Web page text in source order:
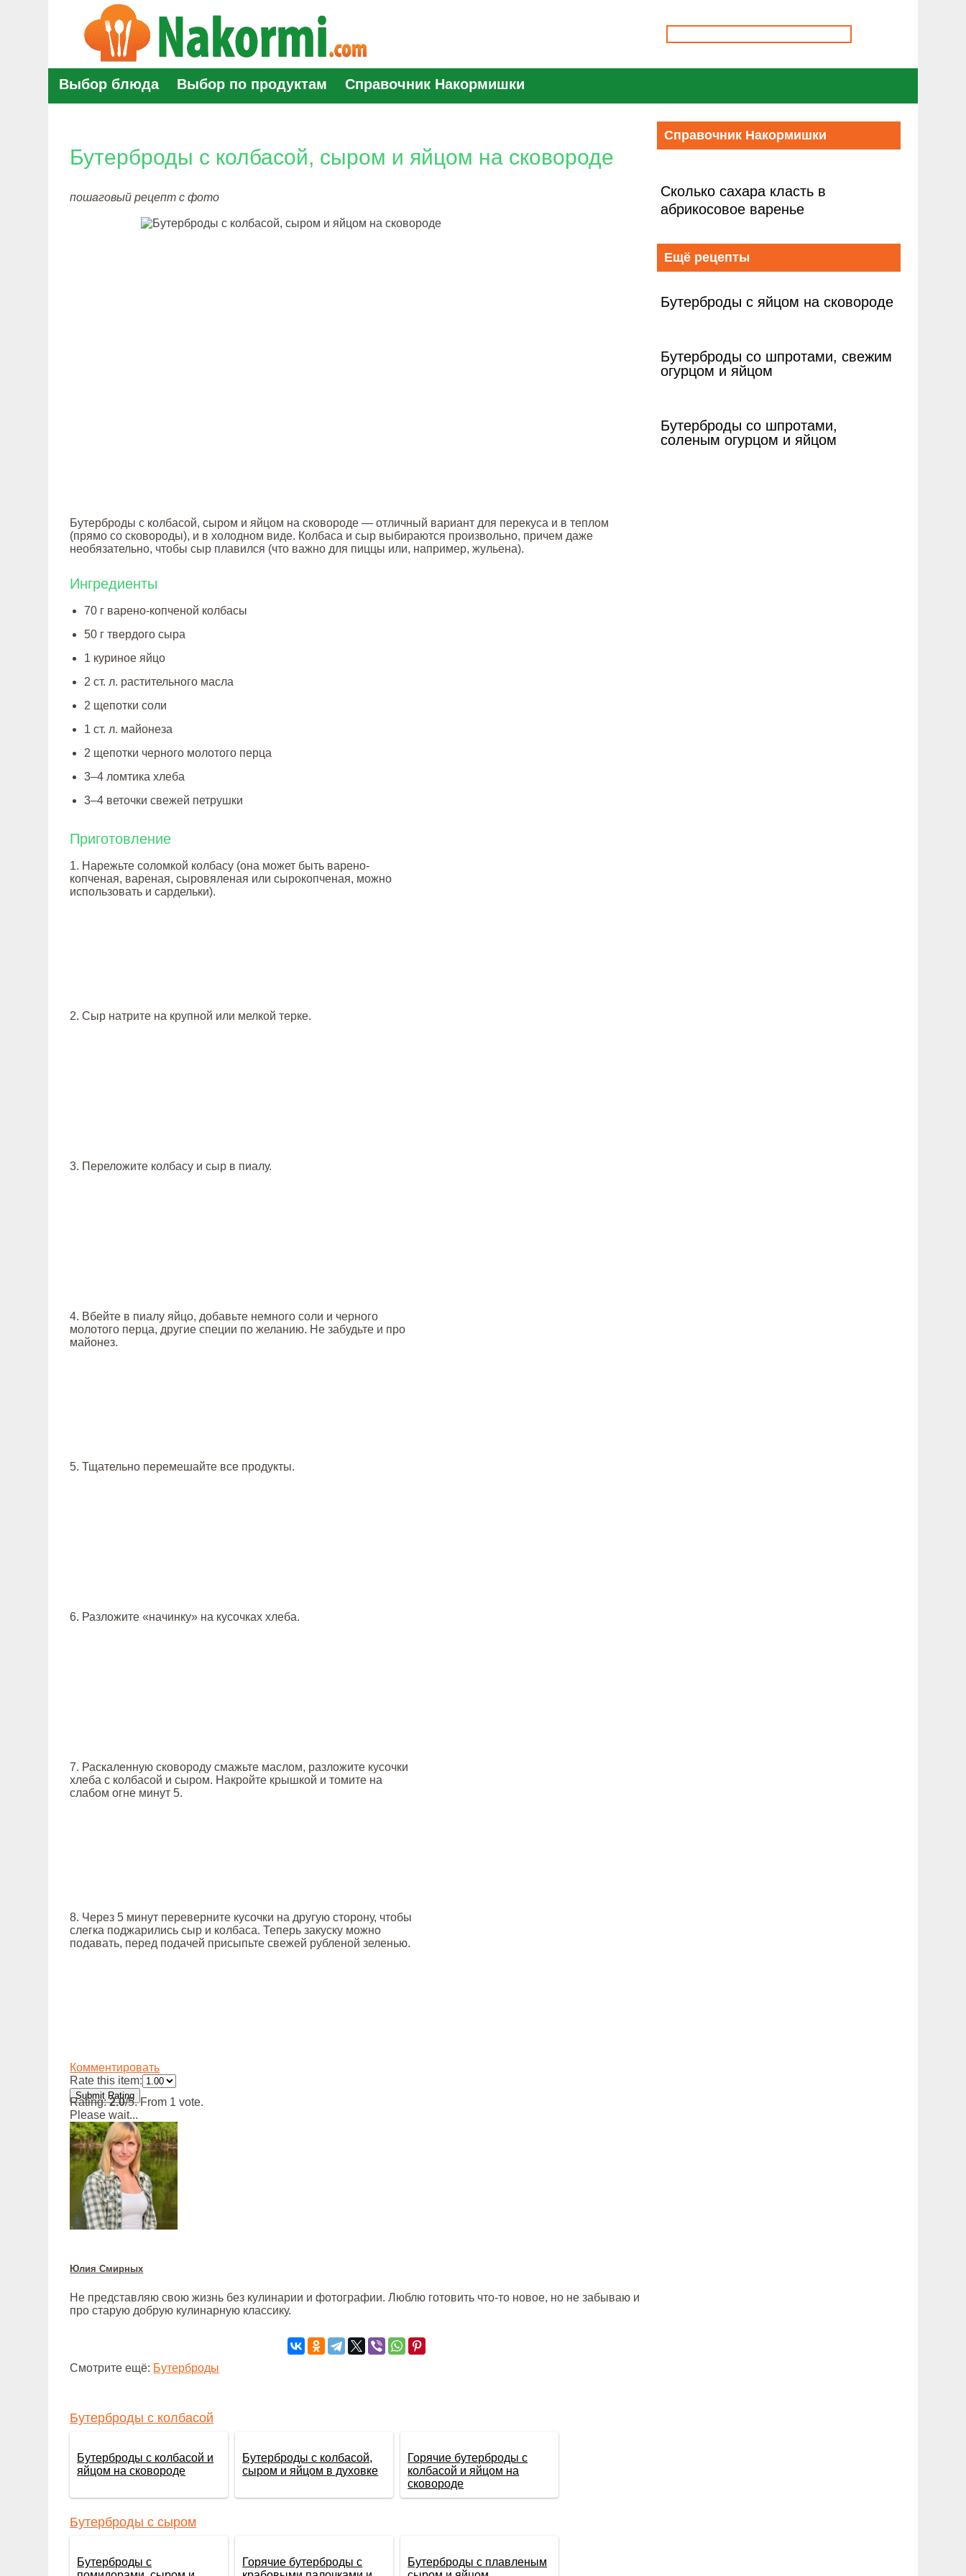
Выбор блюда Выбор по продуктам Справочник Накормишки
Бутерброды с колбасой, сыром и яйцом на сковороде
пошаговый рецепт с фото
Бутерброды с колбасой, сыром и яйцом на сковороде — отличный вариант для перекуса и в теплом
(прямо со сковороды), и в холодном виде. Колбаса и сыр выбираются произвольно, причем даже
необязательно, чтобы сыр плавился (что важно для пиццы или, например, жульена).
Ингредиенты
70 г варено-копченой колбасы
50 г твердого сыра
1 куриное яйцо
2 ст. л. растительного масла
2 щепотки соли
1 ст. л. майонеза
2 щепотки черного молотого перца
3–4 ломтика хлеба
3–4 веточки свежей петрушки
Приготовление
1. Нарежьте соломкой колбасу (она может быть варено-
копченая, вареная, сыровяленая или сырокопченая, можно
использовать и сардельки).
2. Cыр натрите на крупной или мелкой терке.
3. Переложите колбасу и сыр в пиалу.
4. Вбейте в пиалу яйцо, добавьте немного соли и черного
молотого перца, другие специи по желанию. Не забудьте и про
майонез.
5. Тщательно перемешайте все продукты.
6. Разложите «начинку» на кусочках хлеба.
7. Раскаленную сковороду смажьте маслом, разложите кусочки
хлеба с колбасой и сыром. Накройте крышкой и томите на
слабом огне минут 5.
8. Через 5 минут переверните кусочки на другую сторону, чтобы
слегка поджарились сыр и колбаса. Теперь закуску можно
подавать, перед подачей присыпьте свежей рубленой зеленью.
Комментировать
Rate this item:
Submit Rating
Rating:2.0/5. From 1 vote.
Please wait...
Юлия Смирных
Не представляю свою жизнь без кулинарии и фотографии. Люблю готовить что-то новое, но не забываю и
про старую добрую кулинарную классику.
Смотрите ещё: Бутерброды
Бутерброды с колбасой
Бутерброды с колбасой и
яйцом на сковороде
Бутерброды с колбасой,
сыром и яйцом в духовке
Горячие бутерброды с
колбасой и яйцом на
сковороде
Бутерброды с сыром
Бутерброды с
Горячие бутерброды с
Бутерброды с плавленым
Справочник Накормишки
Сколько сахара класть в
абрикосовое варенье
Ещё рецепты
Бутерброды с яйцом на сковороде
Бутерброды со шпротами, свежим
огурцом и яйцом
Бутерброды со шпротами,
соленым огурцом и яйцом